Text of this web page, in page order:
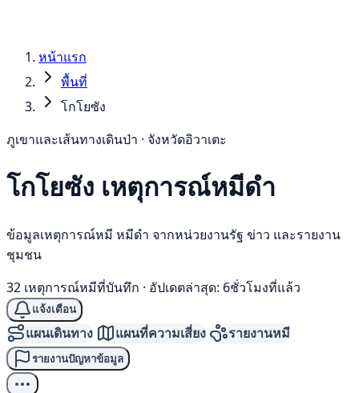
หน้าแรก
พื้นที่
โกโยซัง
ภูเขาและเส้นทางเดินป่า · จังหวัดอิวาเตะ
โกโยซัง เหตุการณ์หมีดำ
ข้อมูลเหตุการณ์หมี หมีดำ จากหน่วยงานรัฐ ข่าว และรายงาน
ชุมชน
32 เหตุการณ์หมีที่บันทึก · อัปเดตล่าสุด: 6ชั่วโมงที่แล้ว
แจ้งเตือน
แผนเดินทาง แผนที่ความเสี่ยง รายงานหมี
รายงานปัญหาข้อมูล